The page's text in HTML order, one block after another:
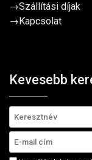
→Szállítási díjak
→ Kapcsolat
Kevesebb